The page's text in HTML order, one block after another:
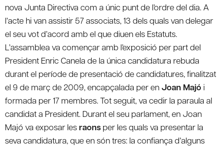
nova Junta Directiva com a únic punt de l’ordre del dia. A
l’acte hi van assistir 57 associats, 13 dels quals van delegar
el seu vot d’acord amb el que diuen els Estatuts.
L’assamblea va començar amb l’exposició per part del
President Enric Canela de la única candidatura rebuda
durant el període de presentació de candidatures, finalitzat
el 9 de març de 2009, encapçalada per en Joan Majó i
formada per 17 membres. Tot seguit, va cedir la paraula al
candidat a President. Durant el seu parlament, en Joan
Majó va exposar les raons per les quals va presentar la
seva candidatura, que en són tres: la confiança d’alguns